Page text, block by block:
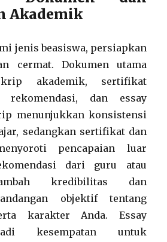
Akademik
jenis beasiswa, persiapkan
cermat. Dokumen utama
akademik, sertifikat
rekomendasi, dan essay
menunjukkan konsistensi
sedangkan sertifikat dan
pencapaian luar
dari guru atau
kredibilitas dan
objektif tentang
karakter Anda. Essay
kesempatan untuk